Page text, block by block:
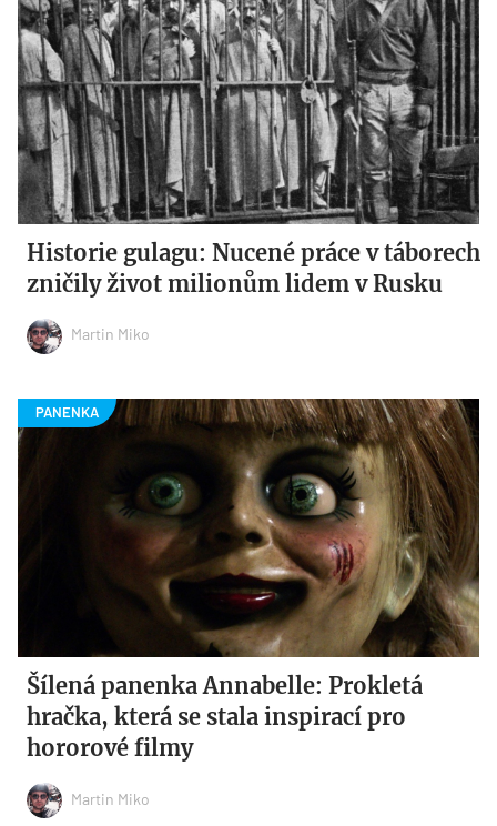
Historie gulagu: Nucené práce v táborech
zničily život milionům lidem v Rusku
Martin Miko
Šílená panenka Annabelle: Prokletá
hračka, která se stala inspirací pro
hororové filmy
Martin Miko